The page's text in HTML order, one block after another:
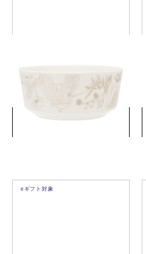
ージュ
詳細を見る
eギフト対象